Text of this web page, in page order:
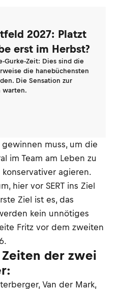
2027: Platzt
erst im Herbst?
Gurke-Zeit: Dies sind die
die hanebüchensten
Die Sensation zur
warten.
muss, um die
im Team am Leben zu
konservativer agieren.
hier vor SERT ins Ziel
Ziel ist es, das
kein unnötiges
Fritz vor dem zweiten
der zwei
Van der Mark,